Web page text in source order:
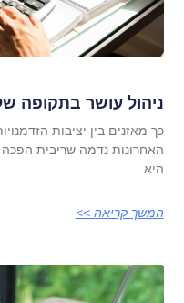
ניהול עושר בתקופה
כך מאזנים בין יציבות
האחרונות נדמה שריבית
היא
המשך קריאה >>